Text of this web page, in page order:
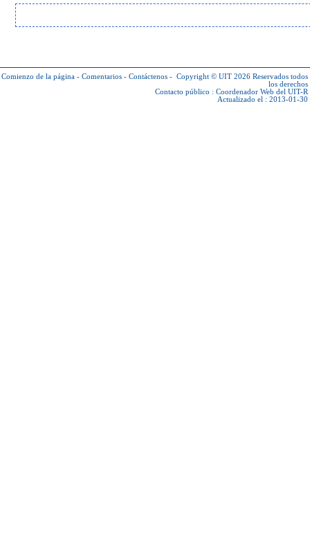
Comienzo de la página - Comentarios - Contáctenos - Copyright © UIT 2026 Reservados todos
los derechos
Contacto público : Coordenador Web del UIT-R
Actualizado el : 2013-01-30